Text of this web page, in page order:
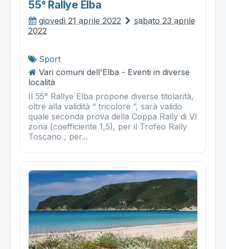
55° Rallye Elba
giovedì 21 aprile 2022
sabato 23 aprile
2022
Sport
Vari comuni dell'Elba - Eventi in diverse
località
Il 55° Rallye Elba propone diverse titolarità,
oltre alla validità “ tricolore ”, sarà valido
quale seconda prova della Coppa Rally di VI
zona (coefficiente 1,5), per il Trofeo Rally
Toscano , per...